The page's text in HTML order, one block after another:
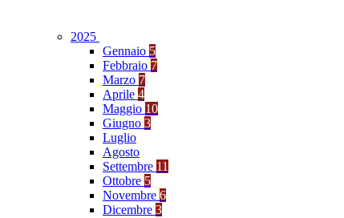
2025
Gennaio 5
Febbraio 7
Marzo 7
Aprile 4
Maggio 10
Giugno 3
Luglio
Agosto
Settembre 11
Ottobre 5
Novembre 6
Dicembre 3